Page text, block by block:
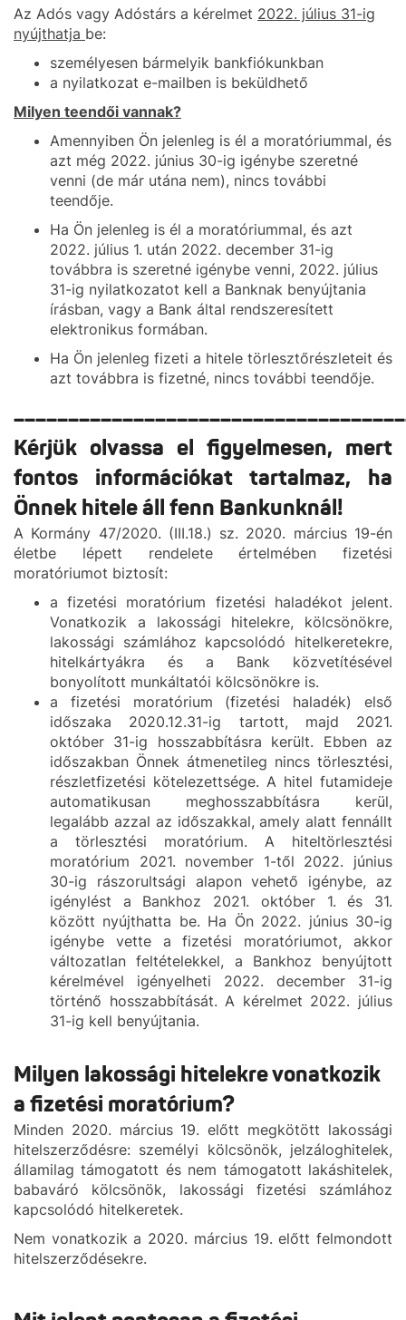
Az Adós vagy Adóstárs a kérelmet 2022. július 31-ig
nyújthatja be:
személyesen bármelyik bankfiókunkban
a nyilatkozat e-mailben is beküldhető
Milyen teendői vannak?
Amennyiben Ön jelenleg is él a moratóriummal, és
azt még 2022. június 30-ig igénybe szeretné
venni (de már utána nem), nincs további
teendője.
Ha Ön jelenleg is él a moratóriummal, és azt
2022. július 1. után 2022. december 31-ig
továbbra is szeretné igénybe venni, 2022. július
31-ig nyilatkozatot kell a Banknak benyújtania
írásban, vagy a Bank által rendszeresített
elektronikus formában.
Ha Ön jelenleg fizeti a hitele törlesztőrészleteit és
azt továbbra is fizetné, nincs további teendője.
Kérjük olvassa el figyelmesen, mert
fontos információkat tartalmaz, ha
Önnek hitele áll fenn Bankunknál!
A Kormány 47/2020. (III.18.) sz. 2020. március 19-én
életbe lépett rendelete értelmében fizetési
moratóriumot biztosít:
a fizetési moratórium fizetési haladékot jelent.
Vonatkozik a lakossági hitelekre, kölcsönökre,
lakossági számlához kapcsolódó hitelkeretekre,
hitelkártyákra és a Bank közvetítésével
bonyolított munkáltatói kölcsönökre is.
a fizetési moratórium (fizetési haladék) első
időszaka 2020.12.31-ig tartott, majd 2021.
október 31-ig hosszabbításra került. Ebben az
időszakban Önnek átmenetileg nincs törlesztési,
részletfizetési kötelezettsége. A hitel futamideje
automatikusan meghosszabbításra kerül,
legalább azzal az időszakkal, amely alatt fennállt
a törlesztési moratórium. A hiteltörlesztési
moratórium 2021. november 1-től 2022. június
30-ig rászorultsági alapon vehető igénybe, az
igénylést a Bankhoz 2021. október 1. és 31.
között nyújthatta be. Ha Ön 2022. június 30-ig
igénybe vette a fizetési moratóriumot, akkor
változatlan feltételekkel, a Bankhoz benyújtott
kérelmével igényelheti 2022. december 31-ig
történő hosszabbítását. A kérelmet 2022. július
31-ig kell benyújtania.
Milyen lakossági hitelekre vonatkozik
a fizetési moratórium?
Minden 2020. március 19. előtt megkötött lakossági
hitelszerződésre: személyi kölcsönök, jelzáloghitelek,
államilag támogatott és nem támogatott lakáshitelek,
babaváró kölcsönök, lakossági fizetési számlához
kapcsolódó hitelkeretek.
Nem vonatkozik a 2020. március 19. előtt felmondott
hitelszerződésekre.